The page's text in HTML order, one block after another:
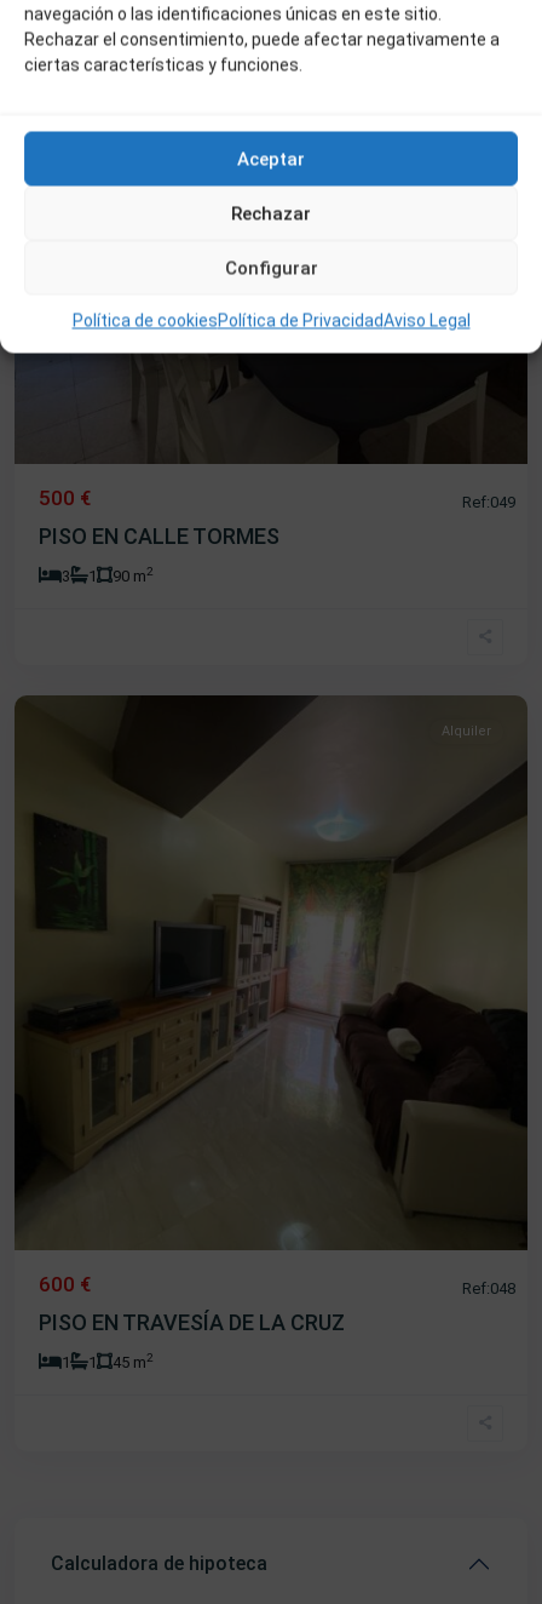
navegación o las identificaciones únicas en este sitio.
Rechazar el consentimiento, puede afectar negativamente a
ciertas características y funciones.
Aceptar
Rechazar
Configurar
Política de cookiesPolítica de PrivacidadAviso Legal
500 €
PISO EN CALLE TORMES
3 1 90 m2
Ref:049
Alquiler
600 €
PISO EN TRAVESÍA DE LA CRUZ
1 1 45 m2
Ref:048
Calculadora de hipoteca